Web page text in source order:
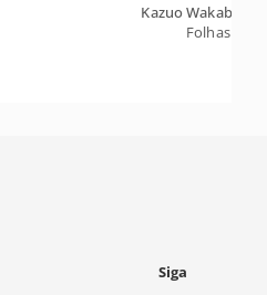
Kazuo
Folhas
Siga